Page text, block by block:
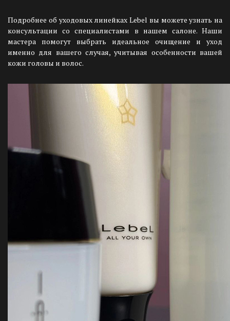
Подробнее об уходовых линейках Lebel вы можете узнать на
консультации со специалистами в нашем салоне. Наши
мастера помогут выбрать идеальное очищение и уход
именно для вашего случая, учитывая особенности вашей
кожи головы и волос.